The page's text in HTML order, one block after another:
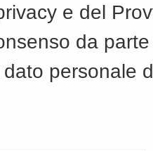
e del
da
dato personale